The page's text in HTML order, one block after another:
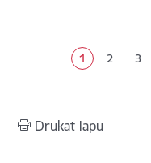
Pašreizējā lapa
1 Lapa
2 Lapa
3
Drukāt lapu